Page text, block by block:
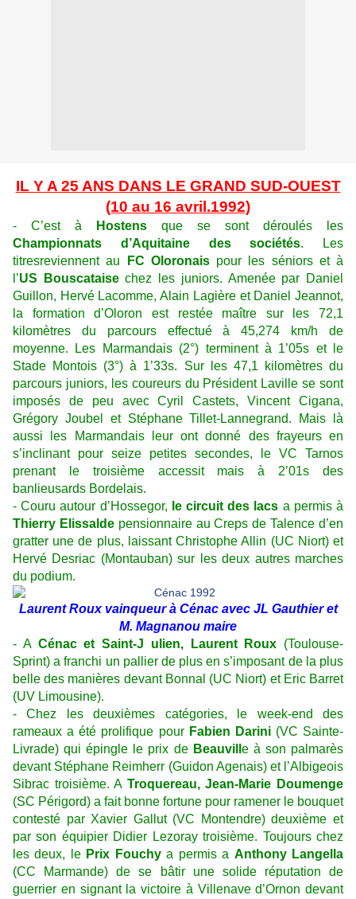
IL Y A 25 ANS DANS LE GRAND SUD-OUEST
(10 au 16 avril.1992)
- C’est à Hostens que se sont déroulés les
Championnats d’Aquitaine des sociétés. Les
titresreviennent au
FC Oloronaispour les séniors et à
l’US Bouscataisechez les juniors. Amenée par Daniel
Guillon, Hervé Lacomme, Alain Lagière et Daniel Jeannot,
la formation d’Oloron est restée maître sur les 72,1
kilomètres du parcours effectué à 45,274 km/h de
moyenne. Les Marmandais (2°) terminent à 1’05s et le
Stade Montois (3°) à 1’33s. Sur les 47,1 kilomètres du
parcours juniors, les coureurs du Président Laville se sont
imposés de peu avec Cyril Castets, Vincent Cigana,
Grégory Joubel et Stéphane Tillet-Lannegrand. Mais là
aussi les Marmandais leur ont donné des frayeurs en
s’inclinant pour seize petites secondes, le VC Tarnos
prenant le troisième accessit mais à 2’01s des
banlieusards Bordelais.
- Couru autour d’Hossegor, le circuit des lacs a permis à
Thierry Elissaldepensionnaire au Creps de Talence d’en
gratter une de plus, laissant Christophe Allin (UC Niort) et
Hervé Desriac (Montauban) sur les deux autres marches
du podium.
Laurent Roux vainqueur à Cénac avec JL Gauthier et
M. Magnanou maire
- A Cénac et Saint-J ulien, Laurent Roux (Toulouse-
Sprint) a franchi un pallier de plus en s’imposant de la plus
belle des manières devant Bonnal (UC Niort) et Eric Barret
(UV Limousine).
- Chez les deuxièmes catégories, le week-end des
rameaux a été prolifique pour Fabien Darini(VC Sainte-
Livrade) qui épingle le prix de Beauvill e à son palmarès
devant Stéphane Reimherr (Guidon Agenais) et l’Albigeois
Sibrac troisième. A Troquereau, Jean-Marie Doumenge
(SC Périgord) a fait bonne fortune pour ramener le bouquet
contesté par Xavier Gallut (VC Montendre) deuxième et
par son équipier Didier Lezoray troisième. Toujours chez
les deux, le Prix Fouchya permis a Anthony Langella
(CC Marmande) de se bâtir une solide réputation de
guerrier en signant la victoire à Villenave d’Ornon devant